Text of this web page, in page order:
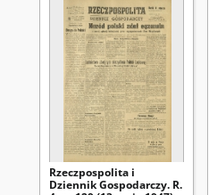
Rzeczpospolita i
Dziennik Gospodarczy. R.